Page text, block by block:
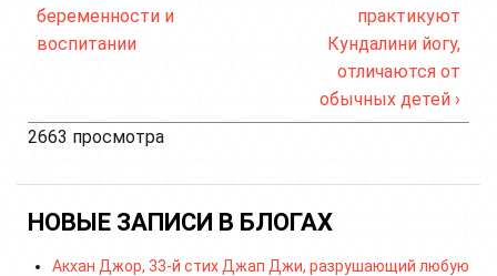
беременности и
воспитании
практикуют
Кундалини йогу,
отличаются от
обычных детей ›
2663 просмотра
НОВЫЕ ЗАПИСИ В БЛОГАХ
Акхан Джор, 33-й стих Джап Джи, разрушающий любую